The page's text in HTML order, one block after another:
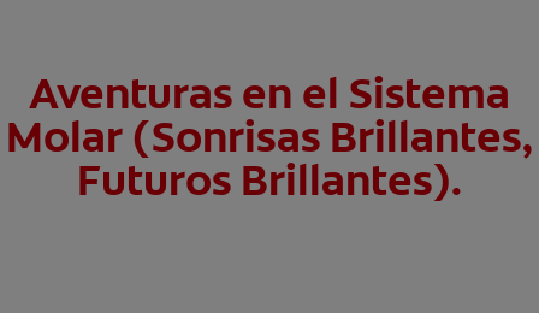
Aventuras en el Sistema
Molar (Sonrisas Brillantes,
Futuros Brillantes).